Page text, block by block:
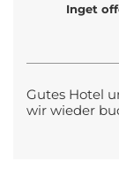
Inget
Gutes Hotel
wir wieder